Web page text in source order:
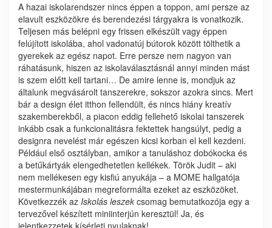
A hazai iskolarendszer nincs éppen a toppon, ami persze az
elavult eszközökre és berendezési tárgyakra is vonatkozik.
Teljesen más belépni egy frissen elkészült vagy éppen
felújított iskolába, ahol vadonatúj bútorok között tölthetik a
gyerekek az egész napot. Erre persze nem nagyon van
ráhatásunk, hiszen az iskolaválasztásnál annyi minden mást
is szem előtt kell tartani… De amire lenne is, mondjuk az
általunk megvásárolt tanszerekre, sokszor azokra sincs. Mert
bár a design élet itthon fellendült, és nincs hiány kreatív
szakemberekből, a piacon eddig fellehető iskolai tanszerek
inkább csak a funkcionalitásra fektettek hangsúlyt, pedig a
designra nevelést már egészen kicsi korban el kell kezdeni.
Például első osztályban, amikor a tanuláshoz dobókocka és
a betűkártyák elengedhetetlen kellékek. Török Judit – aki
nem mellékesen egy kisfiú anyukája – a MOME hallgatója
mestermunkájában megreformálta ezeket az eszközöket.
Következzék az Iskolás leszek csomag bemutatkozója egy a
tervezővel készített miniinterjún keresztül! Ja, és
jelentkezzetek kísérleti nyulaknak!